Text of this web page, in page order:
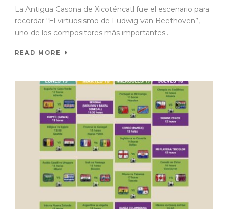
La Antigua Casona de Xicoténcatl fue el escenario para
recordar “El virtuosismo de Ludwig van Beethoven”,
uno de los compositores más importantes...
READ MORE